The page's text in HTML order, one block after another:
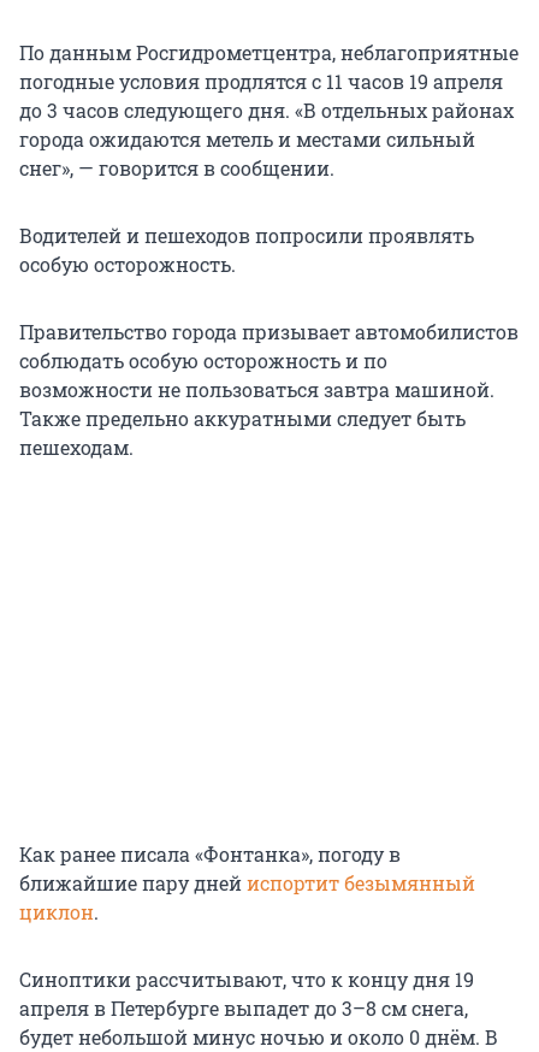
По данным Росгидрометцентра, неблагоприятные
погодные условия продлятся с 11 часов 19 апреля
до 3 часов следующего дня. «В отдельных районах
города ожидаются метель и местами сильный
снег», — говорится в сообщении.
Водителей и пешеходов попросили проявлять
особую осторожность.
Правительство города призывает автомобилистов
соблюдать особую осторожность и по
возможности не пользоваться завтра машиной.
Также предельно аккуратными следует быть
пешеходам.
Как ранее писала «Фонтанка», погоду в
ближайшие пару днейиспортит безымянный
циклон.
Синоптики рассчитывают, что к концу дня 19
апреля в Петербурге выпадет до 3–8 см снега,
будет небольшой минус ночью и около 0 днём. В